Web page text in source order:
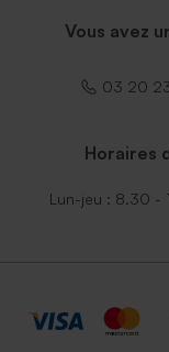
Vous avez
03 20
Horaires
Lun-jeu : 8.30 -